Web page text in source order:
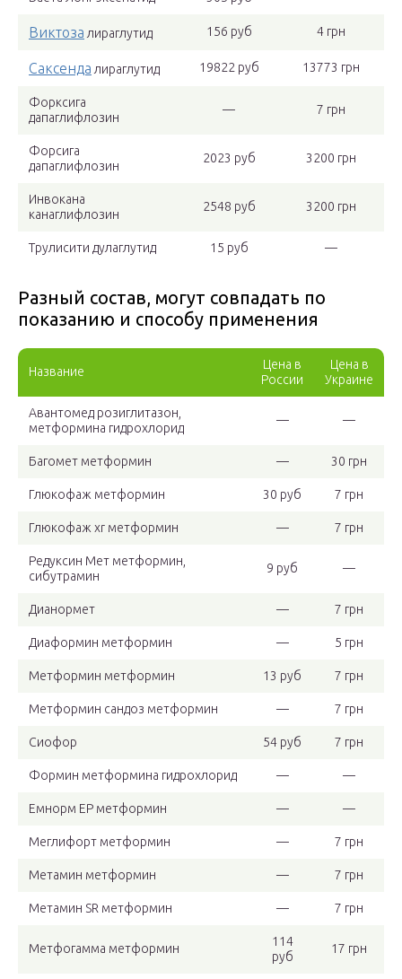
Виктоза лираглутид 156 руб 4 грн
Саксенда лираглутид 19822 руб 13773 грн
Форксига
дапаглифлозин
— 7 грн
Форсига
дапаглифлозин
2023 руб 3200 грн
Инвокана
канаглифлозин
2548 руб 3200 грн
Трулисити дулаглутид 15 руб —
Разный состав, могут совпадать по
показанию и способу применения
Название
Цена в
России
Цена в
Украине
Авантомед розиглитазон,
метформина гидрохлорид
— —
Багомет метформин — 30 грн
Глюкофаж метформин 30 руб 7 грн
Глюкофаж xr метформин — 7 грн
Редуксин Мет метформин,
сибутрамин
9 руб —
Дианормет — 7 грн
Диаформин метформин — 5 грн
Метформин метформин 13 руб 7 грн
Метформин сандоз метформин — 7 грн
Сиофор 54 руб 7 грн
Формин метформина гидрохлорид — —
Емнорм ЕР метформин — —
Меглифорт метформин — 7 грн
Метамин метформин — 7 грн
Метамин SR метформин — 7 грн
Метфогамма метформин
114
руб
17 грн